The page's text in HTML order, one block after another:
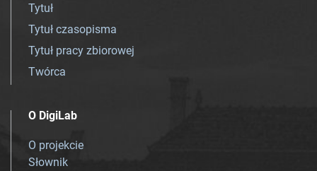
Tytuł
Tytuł czasopisma
Tytuł pracy zbiorowej
Twórca
O DigiLab
O projekcie
Słownik